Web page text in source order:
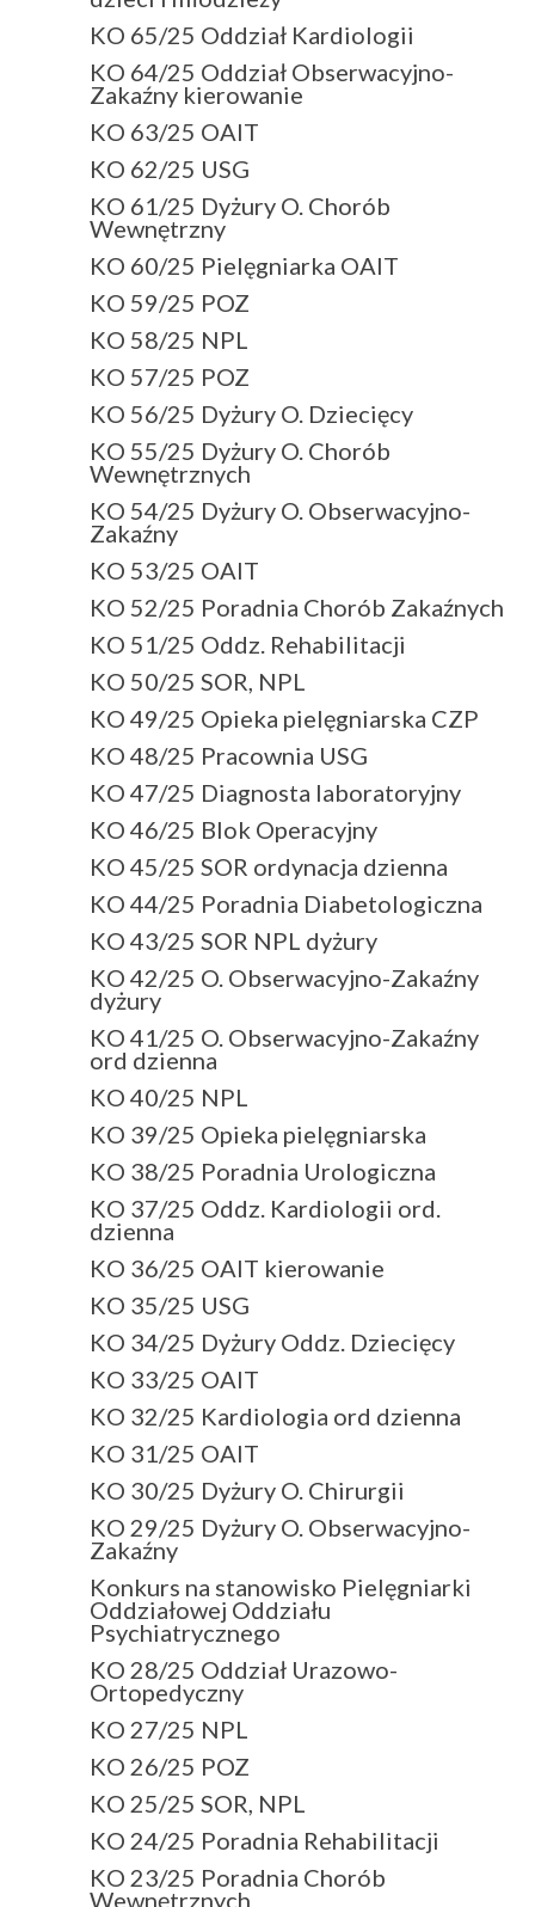
KO 65/25 Oddział Kardiologii
KO 64/25 Oddział Obserwacyjno-
Zakaźny kierowanie
KO 63/25 OAIT
KO 62/25 USG
KO 61/25 Dyżury O. Chorób
Wewnętrzny
KO 60/25 Pielęgniarka OAIT
KO 59/25 POZ
KO 58/25 NPL
KO 57/25 POZ
KO 56/25 Dyżury O. Dziecięcy
KO 55/25 Dyżury O. Chorób
Wewnętrznych
KO 54/25 Dyżury O. Obserwacyjno-
Zakaźny
KO 53/25 OAIT
KO 52/25 Poradnia Chorób Zakaźnych
KO 51/25 Oddz. Rehabilitacji
KO 50/25 SOR, NPL
KO 49/25 Opieka pielęgniarska CZP
KO 48/25 Pracownia USG
KO 47/25 Diagnosta laboratoryjny
KO 46/25 Blok Operacyjny
KO 45/25 SOR ordynacja dzienna
KO 44/25 Poradnia Diabetologiczna
KO 43/25 SOR NPL dyżury
KO 42/25 O. Obserwacyjno-Zakaźny
dyżury
KO 41/25 O. Obserwacyjno-Zakaźny
ord dzienna
KO 40/25 NPL
KO 39/25 Opieka pielęgniarska
KO 38/25 Poradnia Urologiczna
KO 37/25 Oddz. Kardiologii ord.
dzienna
KO 36/25 OAIT kierowanie
KO 35/25 USG
KO 34/25 Dyżury Oddz. Dziecięcy
KO 33/25 OAIT
KO 32/25 Kardiologia ord dzienna
KO 31/25 OAIT
KO 30/25 Dyżury O. Chirurgii
KO 29/25 Dyżury O. Obserwacyjno-
Zakaźny
Konkurs na stanowisko Pielęgniarki
Oddziałowej Oddziału
Psychiatrycznego
KO 28/25 Oddział Urazowo-
Ortopedyczny
KO 27/25 NPL
KO 26/25 POZ
KO 25/25 SOR, NPL
KO 24/25 Poradnia Rehabilitacji
KO 23/25 Poradnia Chorób
Wewnętrznych